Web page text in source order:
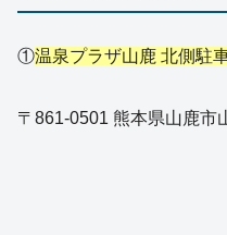
①温泉プラザ山鹿 北側駐
〒861-0501 熊本県山鹿市